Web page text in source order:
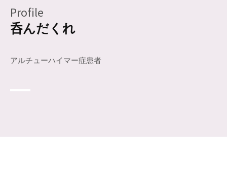
Profile
呑んだくれ
アルチューハイマー症患者